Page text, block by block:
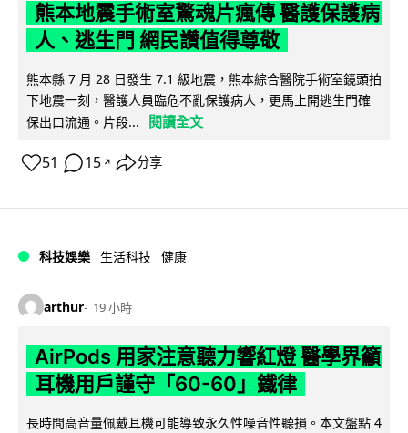
熊本地震手術室驚魂片瘋傳 醫護保護病
人、逃生門 網民讚值得尊敬
熊本縣 7 月 28 日發生 7.1 級地震，熊本綜合醫院手術室鏡頭拍
下地震一刻，醫護人員臨危不亂保護病人，更馬上開逃生門確
保出口流通。片段...
閱讀全文
51 15 ↗ 分享
科技娛樂 生活科技 健康
arthur 19 小時
AirPods 用家注意聽力響紅燈 醫學界籲
耳機用戶謹守「60-60」鐵律
長時間高音量佩戴耳機可能導致永久性噪音性聽損。本文盤點 4